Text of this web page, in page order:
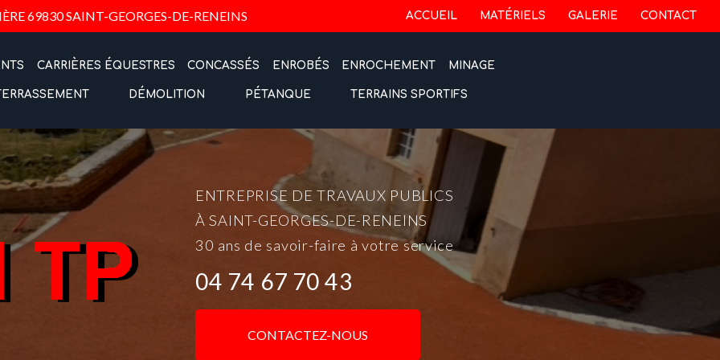
69830 SAINT-GEORGES-DE-RENEINS Navigation secondaire
ACCUEIL MATÉRIELS GALERIE CONTACT
CARRIÈRES ÉQUESTRES CONCASSÉS ENROBÉS ENROCHEMENT MINAGE
DÉMOLITION PÉTANQUE TERRAINS SPORTIFS
ENTREPRISE DE TRAVAUX PUBLICS
À SAINT-GEORGES-DE-RENEINS
30 ans de savoir-faire à votre service
04 74 67 70 43
CONTACTEZ-NOUS